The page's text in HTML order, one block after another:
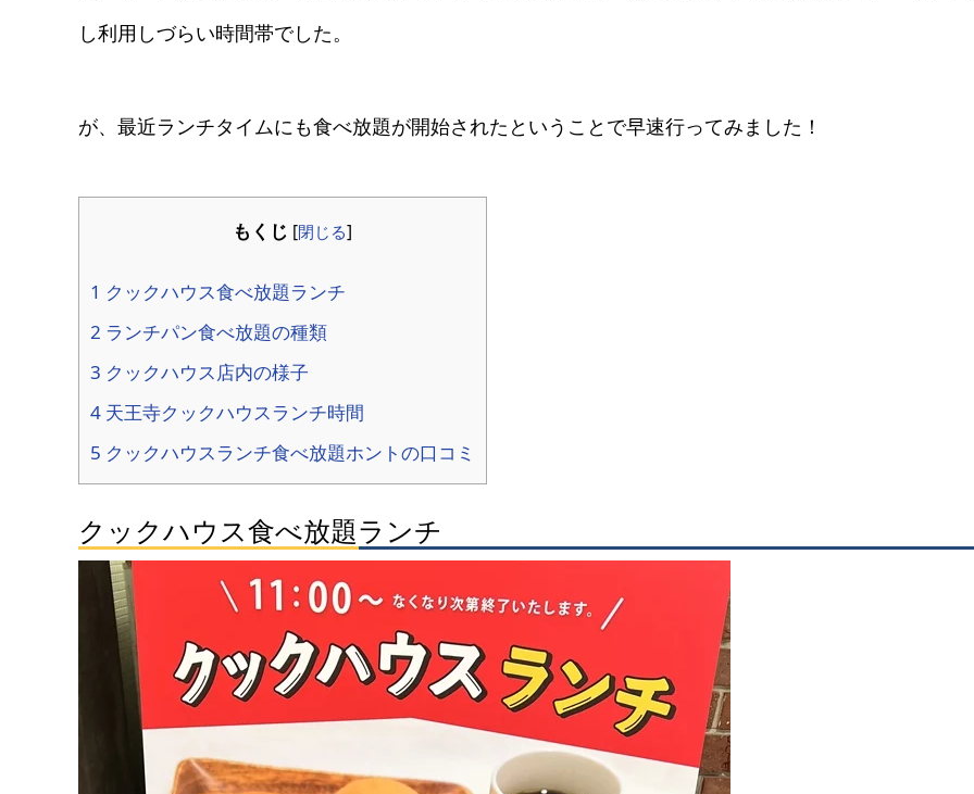
し利用しづらい時間帯でした。
が、最近ランチタイムにも食べ放題が開始されたということで早速行ってみました！
もくじ [閉じる]
1 クックハウス食べ放題ランチ
2 ランチパン食べ放題の種類
3 クックハウス店内の様子
4 天王寺クックハウスランチ時間
5 クックハウスランチ食べ放題ホントの口コミ
クックハウス食べ放題ランチ